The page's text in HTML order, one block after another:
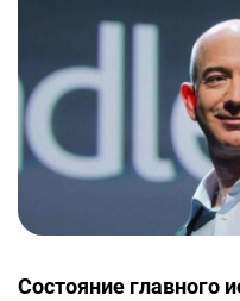
Состояние главного